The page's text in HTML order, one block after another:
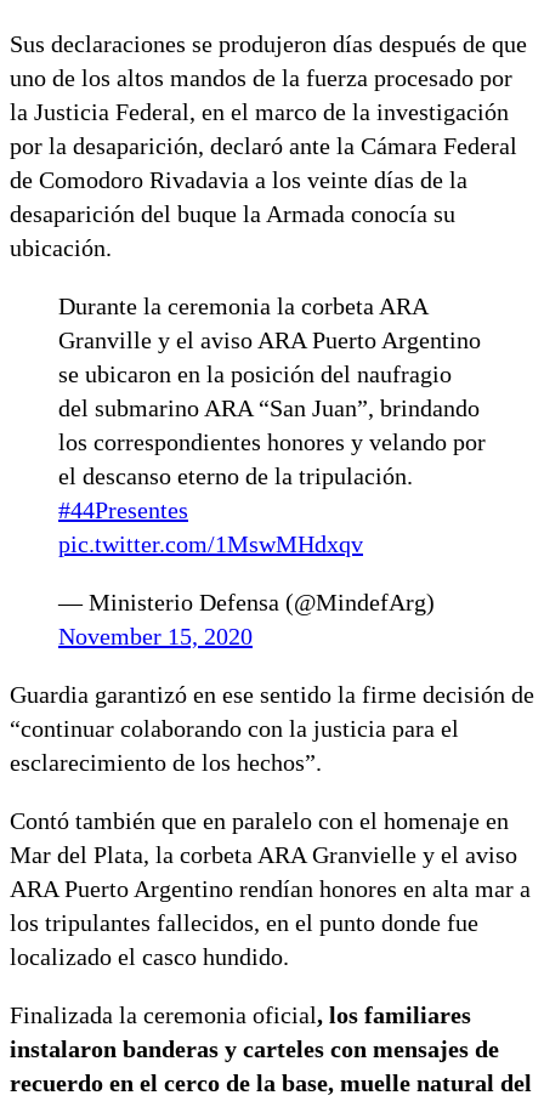
Sus declaraciones se produjeron días después de que
uno de los altos mandos de la fuerza procesado por
la Justicia Federal, en el marco de la investigación
por la desaparición, declaró ante la Cámara Federal
de Comodoro Rivadavia a los veinte días de la
desaparición del buque la Armada conocía su
ubicación.
Durante la ceremonia la corbeta ARA
Granville y el aviso ARA Puerto Argentino
se ubicaron en la posición del naufragio
del submarino ARA “San Juan”, brindando
los correspondientes honores y velando por
el descanso eterno de la tripulación.
#44Presentes
pic.twitter.com/1MswMHdxqv
— Ministerio Defensa (@MindefArg)
November 15, 2020
Guardia garantizó en ese sentido la firme decisión de
“continuar colaborando con la justicia para el
esclarecimiento de los hechos”.
Contó también que en paralelo con el homenaje en
Mar del Plata, la corbeta ARA Granvielle y el aviso
ARA Puerto Argentino rendían honores en alta mar a
los tripulantes fallecidos, en el punto donde fue
localizado el casco hundido.
Finalizada la ceremonia oficial, los familiares
instalaron banderas y carteles con mensajes de
recuerdo en el cerco de la base, muelle natural del